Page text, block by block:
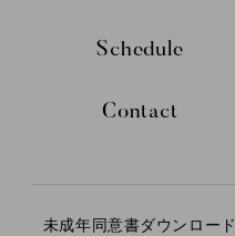
Schedule
Contact
未成年同意書ダウンロード